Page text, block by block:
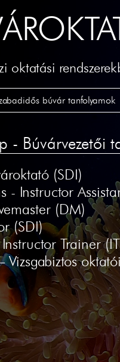
oktatási
búvár tanfolyamok
- Búvárvezetői
(SDI)
- Instructor
(DM)
(SDI)
Trainer
Vizsgabiztos